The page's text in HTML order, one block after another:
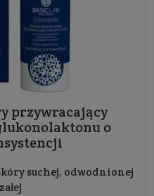
przywracający
o
suchej, odwodnionej